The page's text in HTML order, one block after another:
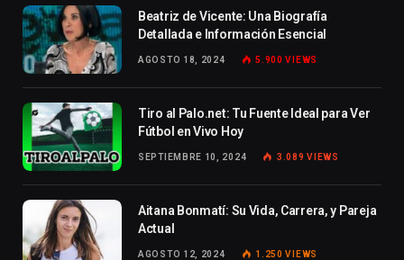
Beatriz de Vicente: Una Biografía
Detallada e Información Esencial
AGOSTO 18, 2024 5.900VIEWS
Tiro al Palo.net: Tu Fuente Ideal para Ver
Fútbol en Vivo Hoy
SEPTIEMBRE 10, 2024 3.089VIEWS
Aitana Bonmatí: Su Vida, Carrera, y Pareja
Actual
AGOSTO 12, 2024 1.250VIEWS